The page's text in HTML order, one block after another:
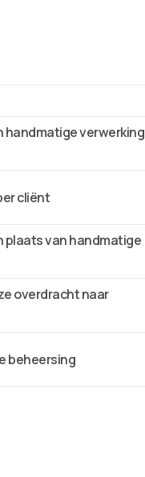
verwerking
cliënt
plaats van handmatige
overdracht naar
beheersing